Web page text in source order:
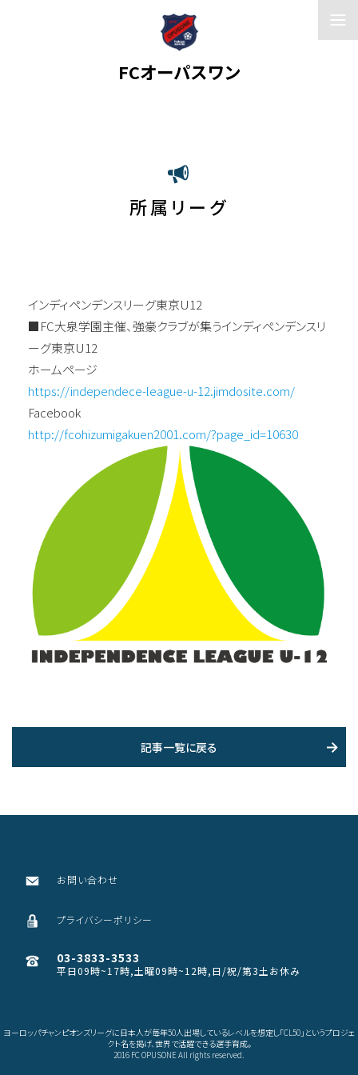
FCオーパスワン
所属リーグ
インディペンデンスリーグ東京U12
■FC大泉学園主催、強豪クラブが集うインディペンデンスリ
ーグ東京U12
ホームページ
https://independece-league-u-12.jimdosite.com/
Facebook
http://fcohizumigakuen2001.com/?page_id=10630
記事一覧に戻る
お問い合わせ
プライバシーポリシー
03-3833-3533
平日09時~17時,土曜09時~12時,日/祝/第3土お休み
ヨーロッパチャンピオンズリーグに日本人が毎年50人出場しているレベルを想定し「CL50」というプロジェ
クト名を掲げ、世界で活躍できる選手育成。
2016 FC OPUSONE All rights reserved.